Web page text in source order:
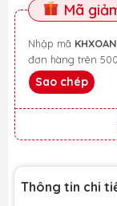
Mã
Nhập mã KHXOAN
đơn hàng trên
Sao chép
Thông tin chi